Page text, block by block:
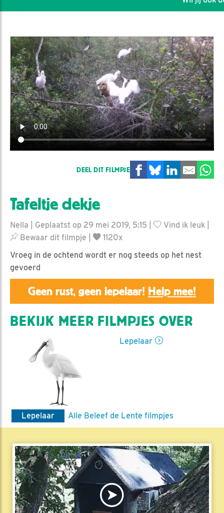
DEEL DIT FILMPJE
Tafeltje dekje
Nella | Geplaatst op 29 mei 2019, 5:15 | Vind ik leuk
Bewaar dit filmpje
1120x
Vroeg in de ochtend wordt er nog steeds op het nest
gevoerd
Geen rust, geen lepelaar! Help mee!
BEKIJK MEER FILMPJES OVER
Lepelaar
Lepelaar Alle Beleef de Lente filmpjes